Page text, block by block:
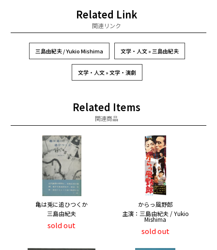
Related Link
関連リンク
三島由紀夫 / Yukio Mishima 文学・人文 » 三島由紀夫
文学・人文 » 文学・演劇
Related Items
関連商品
亀は兎に追ひつくか
三島由紀夫
sold out
からっ風野郎
主演：三島由紀夫 / Yukio
Mishima
sold out